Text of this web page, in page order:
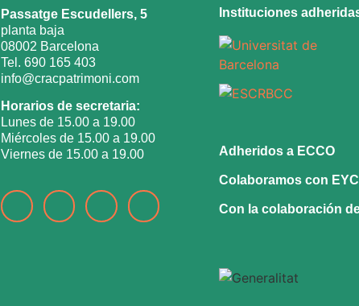
Passatge Escudellers, 5
planta baja
08002 Barcelona
Tel. 690 165 403
info@cracpatrimoni.com
Horarios de secretaria:
Lunes de 15.00 a 19.00
Miércoles de 15.00 a 19.00
Viernes de 15.00 a 19.00
Instituciones
Adheridos a ECCO
Colaboramos con
Con la colaboración